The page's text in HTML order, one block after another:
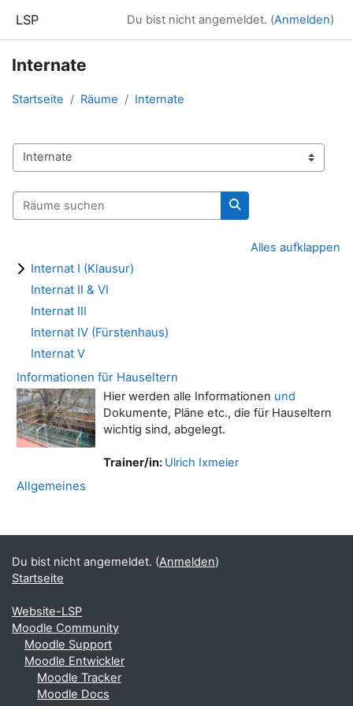
LSP Du bist nicht angemeldet. (Anmelden)
Internate
Startseite Räume Internate
Raumbereiche
Räume suchen
Räume suchen
Alles aufklappen
Internat I (Klausur)
Internat II & VI
Internat III
Internat IV (Fürstenhaus)
Internat V
Informationen für Hauseltern
Hier werden alle Informationen und
Dokumente, Pläne etc., die für Hauseltern
wichtig sind, abgelegt.
Trainer/in: Ulrich Ixmeier
Allgemeines
Ergänzungsblöcke
Du bist nicht angemeldet. (Anmelden)
Startseite
Website-LSP
Moodle Community
Moodle Support
Moodle Entwickler
Moodle Tracker
Moodle Docs